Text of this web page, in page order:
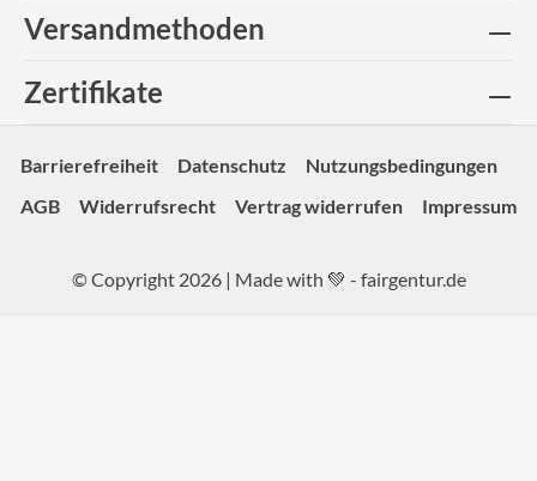
Versandmethoden
Zertifikate
Barrierefreiheit Datenschutz
Nutzungsbedingungen
AGB
Widerrufsrecht Vertrag widerrufen Impressum
© Copyright 2026 | Made with 💚 - fairgentur.de